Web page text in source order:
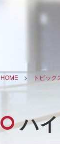
HOME > トピック
ハ